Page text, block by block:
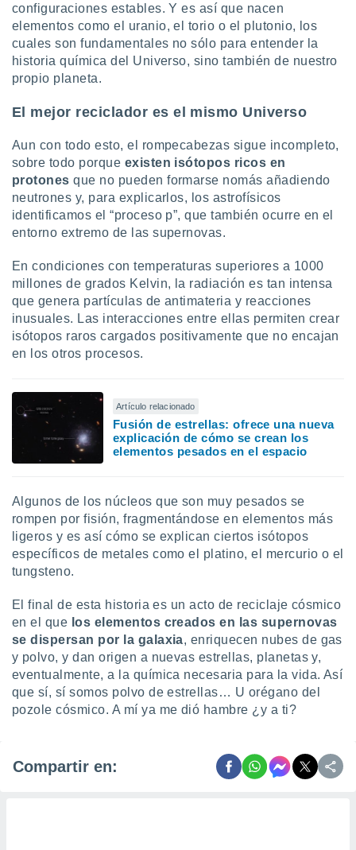
configuraciones estables. Y es así que nacen
elementos como el uranio, el torio o el plutonio, los
cuales son fundamentales no sólo para entender la
historia química del Universo, sino también de nuestro
propio planeta.
El mejor reciclador es el mismo Universo
Aun con todo esto, el rompecabezas sigue incompleto,
sobre todo porque existen isótopos ricos en
protones que no pueden formarse nomás añadiendo
neutrones y, para explicarlos, los astrofísicos
identificamos el “proceso p”, que también ocurre en el
entorno extremo de las supernovas.
En condiciones con temperaturas superiores a 1000
millones de grados Kelvin, la radiación es tan intensa
que genera partículas de antimateria y reacciones
inusuales. Las interacciones entre ellas permiten crear
isótopos raros cargados positivamente que no encajan
en los otros procesos.
Artículo relacionado
Fusión de estrellas: ofrece una nueva
explicación de cómo se crean los
elementos pesados en el espacio
Algunos de los núcleos que son muy pesados se
rompen por fisión, fragmentándose en elementos más
ligeros y es así cómo se explican ciertos isótopos
específicos de metales como el platino, el mercurio o el
tungsteno.
El final de esta historia es un acto de reciclaje cósmico
en el que los elementos creados en las supernovas
se dispersan por la galaxia, enriquecen nubes de gas
y polvo, y dan origen a nuevas estrellas, planetas y,
eventualmente, a la química necesaria para la vida. Así
que sí, sí somos polvo de estrellas… U orégano del
pozole cósmico. A mí ya me dió hambre ¿y a ti?
Compartir en: